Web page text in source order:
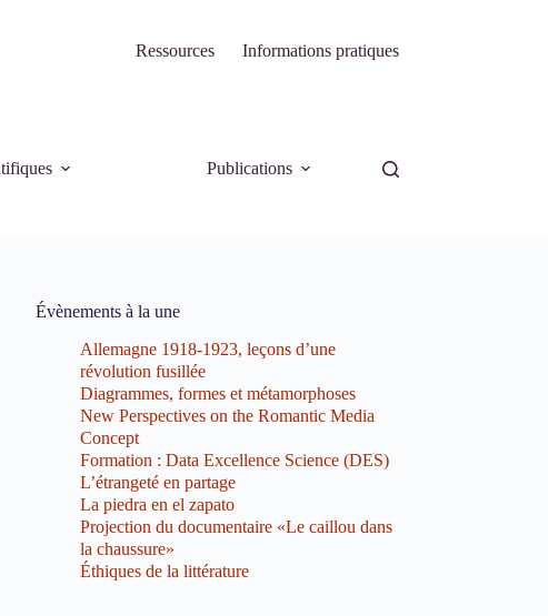
Ressources Informations pratiques
Publications
Évènements à la une
Allemagne 1918-1923, leçons d’une
révolution fusillée
Diagrammes, formes et métamorphoses
New Perspectives on the Romantic Media
Concept
Formation : Data Excellence Science (DES)
L’étrangeté en partage
La piedra en el zapato
Projection du documentaire «Le caillou dans
la chaussure»
Éthiques de la littérature